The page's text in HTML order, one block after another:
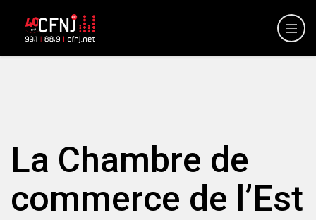
La Chambre de
commerce de l’Est